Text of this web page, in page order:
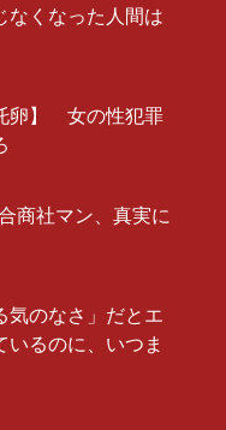
なくなった人間は
卵】 女の性犯罪
商社マン、真実に
気のなさ」だとエ
いるのに、いつま